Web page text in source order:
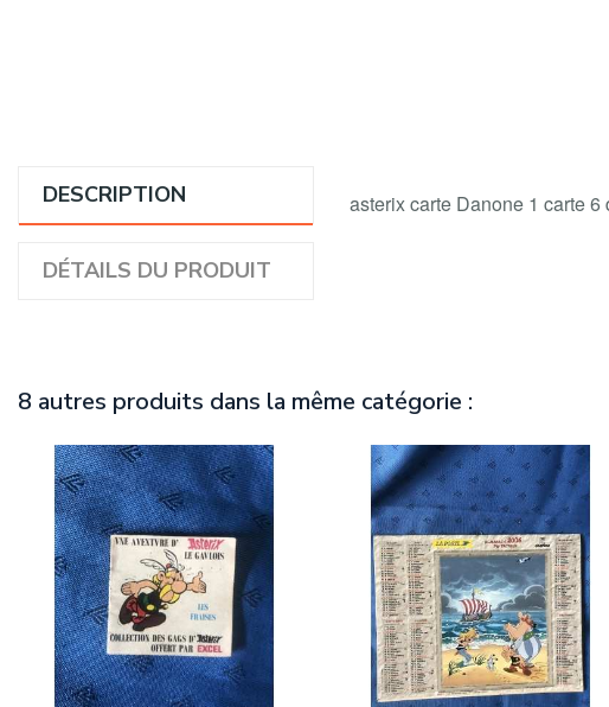
DESCRIPTION
DÉTAILS DU PRODUIT
asterix carte Danone 1 carte 6
8 autres produits dans la même catégorie :